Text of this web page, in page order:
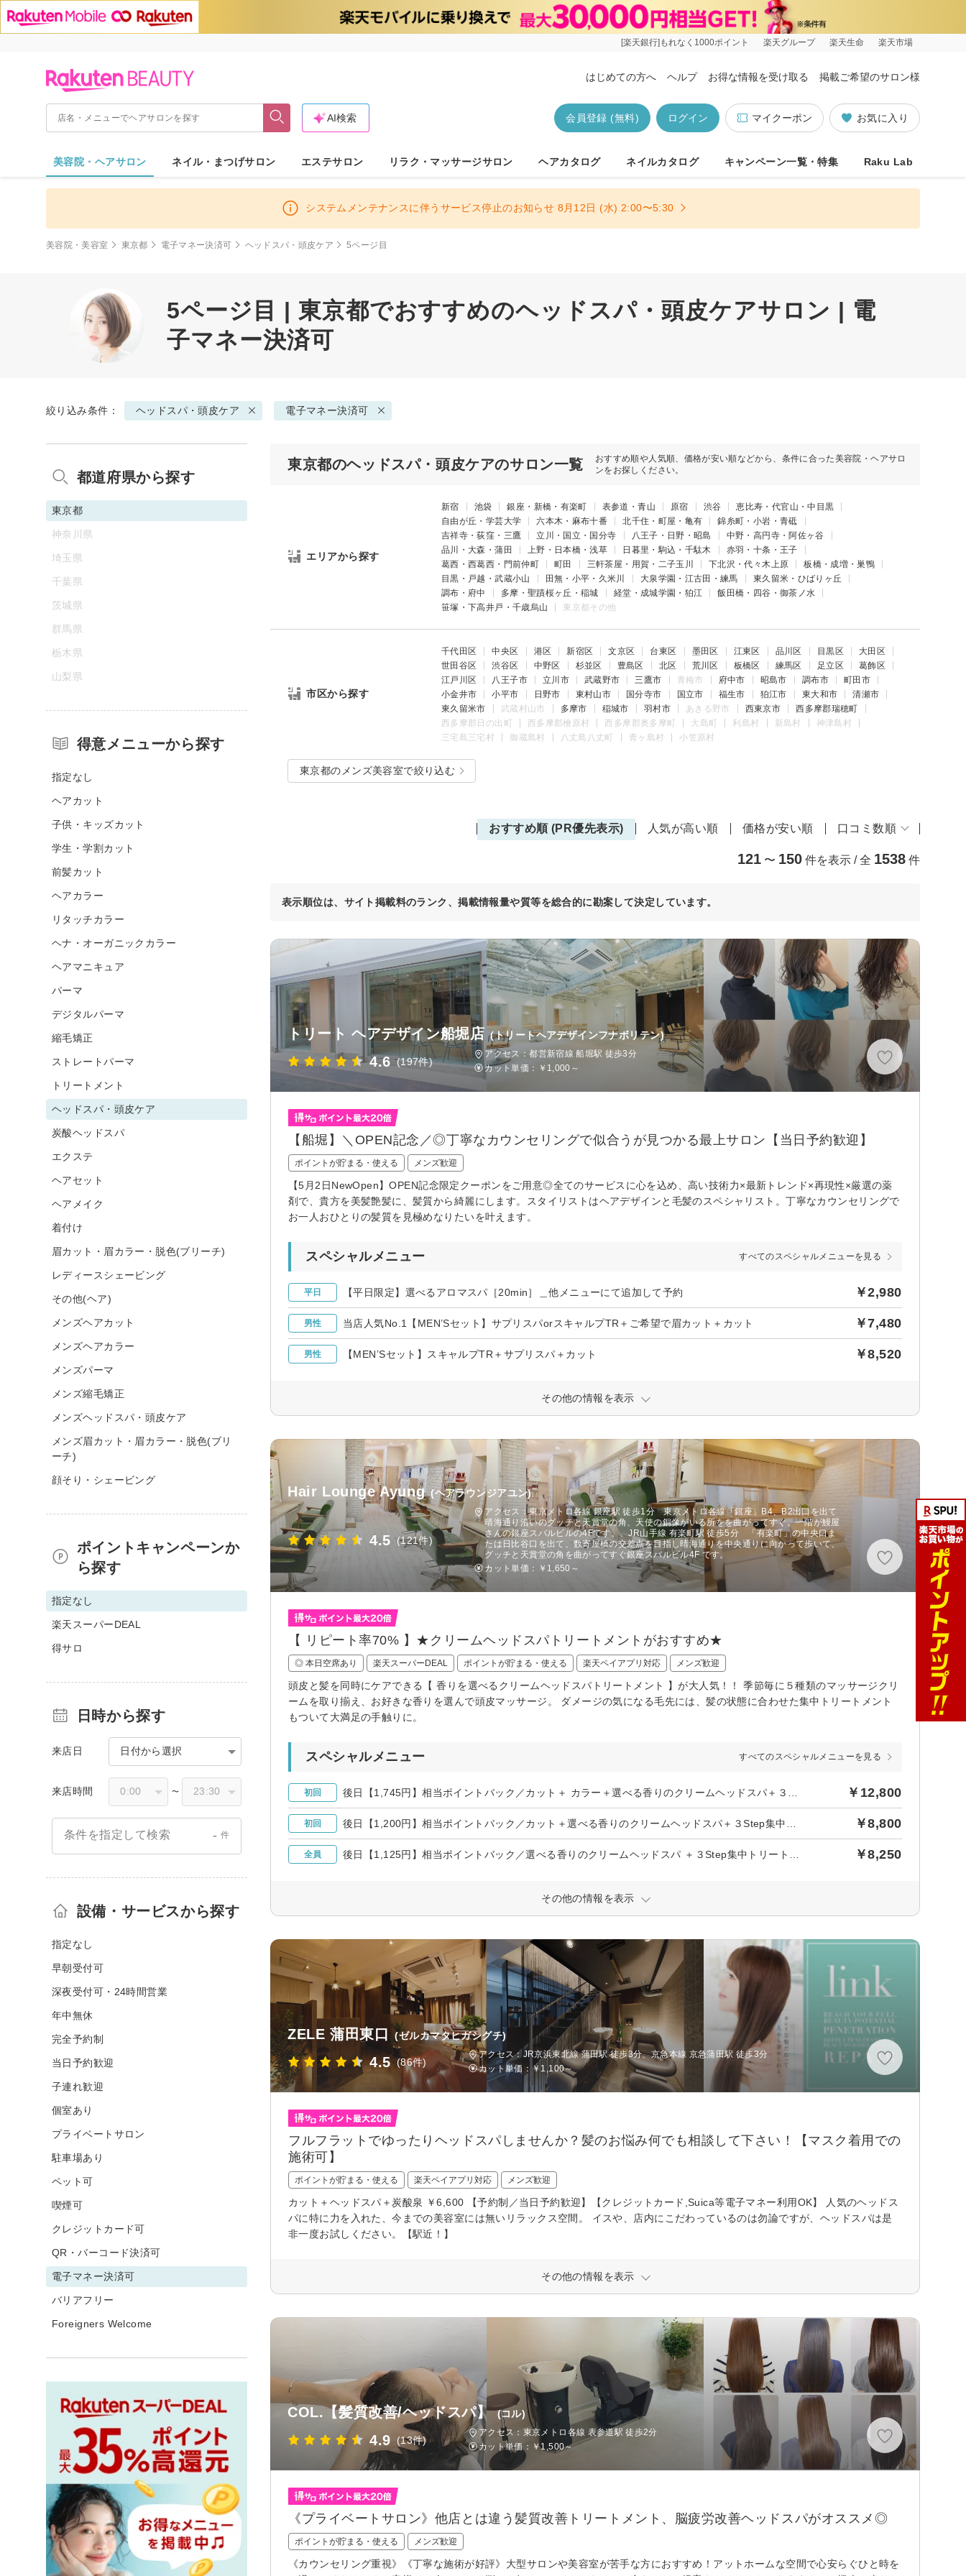
[楽天銀行]もれなく1000ポイント 楽天グループ 楽天生命 楽天市場
はじめての方へ ヘルプ お得な情報を受け取る 掲載ご希望のサロン様
お気に入り
マイクーポン
ログイン
会員登録 (無料)
AI検索
美容院・ヘアサロン ネイル・まつげサロン エステサロン リラク・マッサージサロン ヘアカタログ ネイルカタログ キャンペーン一覧・特集 Raku Lab
システムメンテナンスに伴うサービス停止のお知らせ 8月12日 (水) 2:00〜5:30
美容院・美容室 東京都 電子マネー決済可 ヘッドスパ・頭皮ケア 5ページ目
5ページ目 | 東京都でおすすめのヘッドスパ・頭皮ケアサロン | 電
子マネー決済可
絞り込み条件： ヘッドスパ・頭皮ケア 電子マネー決済可
東京都のヘッドスパ・頭皮ケアのサロン一覧
おすすめ順や人気順、価格が安い順などから、条件に合った美容院・ヘアサロ
ンをお探しください。
エリアから探す
新宿 池袋 銀座・新橋・有楽町 表参道・青山 原宿 渋谷
恵比寿・代官山・中目黒
自由が丘・学芸大学
六本木・麻布十番 北千住・町屋・亀有
錦糸町・小岩・青砥
吉祥寺・荻窪・三鷹
立川・国立・国分寺 八王子・日野・昭島
中野・高円寺・阿佐ヶ谷
品川・大森・蒲田
上野・日本橋・浅草 日暮里・駒込・千駄木
赤羽・十条・王子
葛西・西葛西・門前仲町
町田 三軒茶屋・用賀・二子玉川 下北沢・代々木上原
板橋・成増・巣鴨
目黒・戸越・武蔵小山
田無・小平・久米川 大泉学園・江古田・練馬
東久留米・ひばりヶ丘
調布・府中
多摩・聖蹟桜ヶ丘・稲城 経堂・成城学園・狛江
飯田橋・四谷・御茶ノ水
笹塚・下高井戸・千歳烏山
東京都その他
市区から探す
千代田区 中央区 港区 新宿区 文京区 台東区 墨田区 江東区 品川区 目黒区
大田区
世田谷区
渋谷区 中野区 杉並区 豊島区 北区 荒川区 板橋区 練馬区 足立区
葛飾区
江戸川区
八王子市 立川市 武蔵野市 三鷹市 青梅市 府中市 昭島市 調布市
町田市
小金井市
小平市 日野市 東村山市 国分寺市 国立市 福生市 狛江市 東大和市
清瀬市
東久留米市
武蔵村山市 多摩市 稲城市 羽村市 あきる野市 西東京市
西多摩郡瑞穂町
西多摩郡日の出町
西多摩郡檜原村 西多摩郡奥多摩町 大島町 利島村 新島村
神津島村
三宅島三宅村
御蔵島村 八丈島八丈町 青ヶ島村 小笠原村
東京都のメンズ美容室で絞り込む
おすすめ順 (PR優先表示) 人気が高い順 価格が安い順 口コミ数順
121 〜 150 件を表示 / 全 1538 件
表示順位は、サイト掲載料のランク、掲載情報量や質等を総合的に勘案して決定しています。
トリート ヘアデザイン船堀店 (トリートヘアデザインフナボリテン)
4.6 (197件)
アクセス：都営新宿線 船堀駅 徒歩3分
カット単価：
￥1,000～
【船堀】＼OPEN記念／◎丁寧なカウンセリングで似合うが見つかる最上サロン【当日予約歓迎】
ポイントが貯まる・使える メンズ歓迎
【5月2日NewOpen】OPEN記念限定クーポンをご用意◎全てのサービスに心を込め、高い技術力×最新トレンド×再現性×厳選の薬
剤で、貴方を美髪艶髪に、髪質から綺麗にします。スタイリストはヘアデザインと毛髪のスペシャリスト。丁寧なカウンセリングで
お一人おひとりの髪質を見極めなりたいを叶えます。
スペシャルメニュー すべてのスペシャルメニューを見る
平日 【平日限定】選べるアロマスパ［20min］＿他メニューにて追加して予約 ￥2,980
男性 当店人気No.1【MEN’Sセット】サプリスパorスキャルプTR＋ご希望で眉カット＋カット ￥7,480
男性 【MEN’Sセット】スキャルプTR＋サプリスパ＋カット ￥8,520
その他の情報を表示
Hair Lounge Ayung (ヘアラウンジアユン)
4.5 (121件)
アクセス：東京メトロ各線 銀座駅 徒歩1分 東京メトロ各線「銀座」B4、B2出口を出て
晴海通り沿いのグッチと天賞堂の角、天使の銅像がいる所をを曲がってすぐ。一階が鰻屋
さんの銀座スバルビルの4Fです。、JR山手線 有楽町駅 徒歩5分 「有楽町」の中央口ま
たは日比谷口を出て、数寄屋橋の交差点を目指し晴海通りを中央通りに向かって歩いて、
グッチと天賞堂の角を曲がってすぐ銀座スバルビル4F です。
カット単価：
￥1,650～
【 リピート率70% 】★クリームヘッドスパトリートメントがおすすめ★
◎ 本日空席あり 楽天スーパーDEAL ポイントが貯まる・使える 楽天ペイアプリ対応 メンズ歓迎
頭皮と髪を同時にケアできる【 香りを選べるクリームヘッドスパトリートメント 】が大人気！！ 季節毎に５種類のマッサージクリ
ームを取り揃え、お好きな香りを選んで頭皮マッサージ。 ダメージの気になる毛先には、髪の状態に合わせた集中トリートメント
もついて大満足の手触りに。
スペシャルメニュー すべてのスペシャルメニューを見る
初回 ￥12,800
初回 ￥8,800
全員 ￥8,250
その他の情報を表示
ZELE 蒲田東口 (ゼルカマタヒガシグチ)
4.5 (86件)
アクセス：JR京浜東北線 蒲田駅 徒歩3分、京急本線 京急蒲田駅 徒歩3分
カット単価： ￥1,100～
フルフラットでゆったりヘッドスパしませんか？髪のお悩み何でも相談して下さい！【マスク着用での
施術可】
ポイントが貯まる・使える 楽天ペイアプリ対応 メンズ歓迎
カット＋ヘッドスパ＋炭酸泉 ￥6,600 【予約制／当日予約歓迎】【クレジットカード,Suica等電子マネー利用OK】 人気のヘッドス
パに特に力を入れた、今までの美容室には無いリラックス空間。 イスや、店内にこだわっているのは勿論ですが、ヘッドスパは是
非一度お試しください。【駅近！】
その他の情報を表示
COL.【髪質改善/ヘッドスパ】 (コル)
4.9 (13件)
アクセス：東京メトロ各線 表参道駅 徒歩2分
カット単価： ￥1,500～
《プライベートサロン》他店とは違う髪質改善トリートメント、脳疲労改善ヘッドスパがオススメ◎
ポイントが貯まる・使える メンズ歓迎
《カウンセリング重視》《丁寧な施術が好評》大型サロンや美容室が苦手な方におすすめ！アットホームな空間で心安らぐひと時を
都道府県から探す
東京都
神奈川県
埼玉県
千葉県
茨城県
群馬県
栃木県
山梨県
得意メニューから探す
指定なし
ヘアカット
子供・キッズカット
学生・学割カット
前髪カット
ヘアカラー
リタッチカラー
ヘナ・オーガニックカラー
ヘアマニキュア
パーマ
デジタルパーマ
縮毛矯正
ストレートパーマ
トリートメント
ヘッドスパ・頭皮ケア
炭酸ヘッドスパ
エクステ
ヘアセット
ヘアメイク
着付け
眉カット・眉カラー・脱色(ブリーチ)
レディースシェービング
その他(ヘア)
メンズヘアカット
メンズヘアカラー
メンズパーマ
メンズ縮毛矯正
メンズヘッドスパ・頭皮ケア
メンズ眉カット・眉カラー・脱色(ブリ
ーチ)
顔そり・シェービング
ポイントキャンペーンか
ら探す
指定なし
楽天スーパーDEAL
得サロ
日時から探す
来店日 日付から選択
来店時間 〜
条件を指定して検索 - 件
設備・サービスから探す
指定なし
早朝受付可
深夜受付可・24時間営業
年中無休
完全予約制
当日予約歓迎
子連れ歓迎
個室あり
プライベートサロン
駐車場あり
ペット可
喫煙可
クレジットカード可
QR・バーコード決済可
電子マネー決済可
バリアフリー
Foreigners Welcome